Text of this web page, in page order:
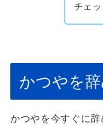
チェ
かつやを
かつやを今すぐに